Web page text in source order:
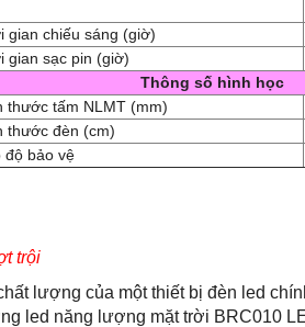
gian chiếu sáng (giờ)
gian sạc pin (giờ)
Thông số hình học
thước tấm NLMT (mm)
thước đèn (cm)
độ bảo vệ
trội
lượng của một thiết bị đèn led
led năng lượng mặt trời BRC010